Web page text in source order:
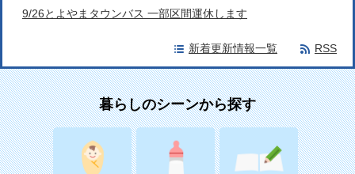
9/26とよやまタウンバス 一部区間運休します
新着更新情報一覧 RSS
暮らしのシーンから探す